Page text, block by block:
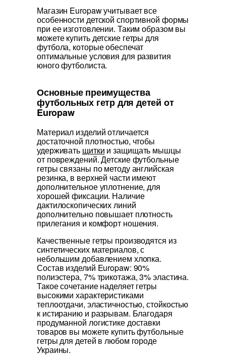
Магазин Europaw учитывает все
особенности детской спортивной формы
при ее изготовлении. Таким образом вы
можете купить детские гетры для
футбола, которые обеспечат
оптимальные условия для развития
юного футболиста.
Основные преимущества
футбольных гетр для детей от
Europaw
Материал изделий отличается
достаточной плотностью, чтобы
удерживать щитки и защищать мышцы
от повреждений. Детские футбольные
гетры связаны по методу английская
резинка, в верхней части имеют
дополнительное уплотнение, для
хорошей фиксации. Наличие
дактилоскопических линий
дополнительно повышает плотность
прилегания и комфорт ношения.
Качественные гетры производятся из
синтетических материалов, с
небольшим добавлением хлопка.
Состав изделий Europaw: 90%
полиэстера, 7% трикотажа, 3% эластина.
Такое сочетание наделяет гетры
высокими характеристиками
теплоотдачи, эластичностью, стойкостью
к истиранию и разрывам. Благодаря
продуманной логистике доставки
товаров вы можете купить футбольные
гетры для детей в любом городе
Украины.